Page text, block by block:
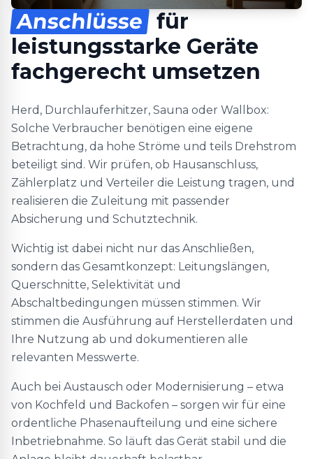
Anschlüsse für
leistungsstarke Geräte
fachgerecht umsetzen
Herd, Durchlauferhitzer, Sauna oder Wallbox:
Solche Verbraucher benötigen eine eigene
Betrachtung, da hohe Ströme und teils Drehstrom
beteiligt sind. Wir prüfen, ob Hausanschluss,
Zählerplatz und Verteiler die Leistung tragen, und
realisieren die Zuleitung mit passender
Absicherung und Schutztechnik.
Wichtig ist dabei nicht nur das Anschließen,
sondern das Gesamtkonzept: Leitungslängen,
Querschnitte, Selektivität und
Abschaltbedingungen müssen stimmen. Wir
stimmen die Ausführung auf Herstellerdaten und
Ihre Nutzung ab und dokumentieren alle
relevanten Messwerte.
Auch bei Austausch oder Modernisierung – etwa
von Kochfeld und Backofen – sorgen wir für eine
ordentliche Phasenaufteilung und eine sichere
Inbetriebnahme. So läuft das Gerät stabil und die